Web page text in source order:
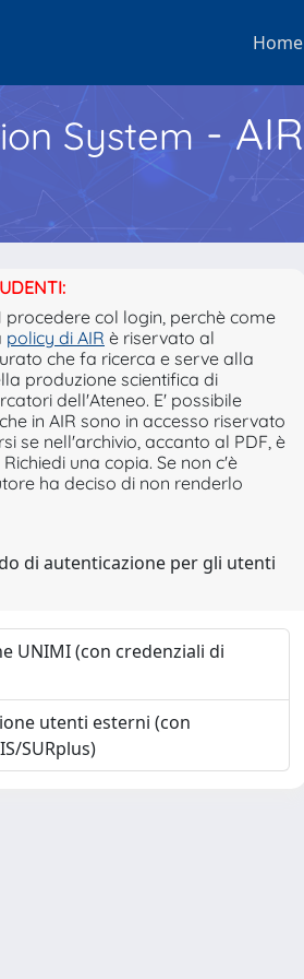
Home
System - AIR
procedere col login, perchè come
policy di AIR è riservato al
che fa ricerca e serve alla
produzione scientifica di
dell'Ateneo. E' possibile
in AIR sono in accesso riservato
se nell'archivio, accanto al PDF, è
una copia. Se non c'è
ha deciso di non renderlo
di autenticazione per gli utenti
UNIMI (con credenziali di
utenti esterni (con
SURplus)